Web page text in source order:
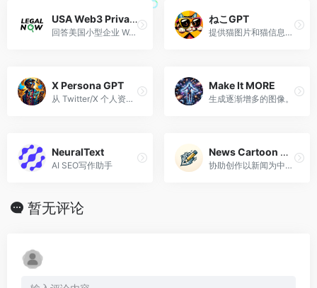
USA Web3 Privacy & Data Law Master
回答美国小型企业 Web3 隐私和数据安全法询问的专家
ねこGPT
提供猫图片和猫信息的GPT
X Persona GPT
从 Twitter/X 个人资料创建角色，以创建相同风格的新原创推文
Make It MORE
生成逐渐增多的图像。
NeuralText
AI SEO写作助手
News Cartoon Creator
协助创作以新闻为中心的漫画
暂无评论